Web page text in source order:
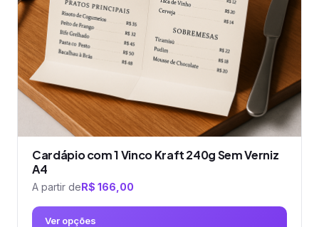
escolhidas
na
página
do
produto
Cardápio com 1 Vinco Kraft 240g Sem Verniz
A4
A partir deR$ 166,00
Ver opções